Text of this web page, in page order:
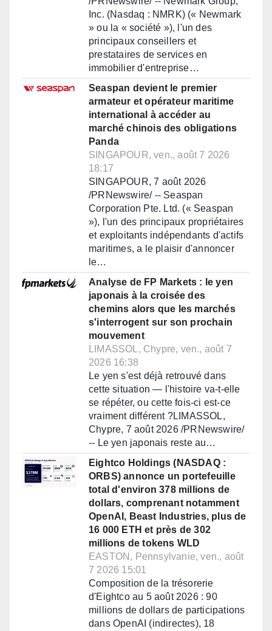
Inc. (Nasdaq : NMRK) (« Newmark
» ou la « société »), l'un des
principaux conseillers et
prestataires de services en
immobilier d'entreprise…
Seaspan devient le premier
armateur et opérateur maritime
international à accéder au
marché chinois des obligations
Panda
SINGAPOUR, ven., août 7 2026
18:17
SINGAPOUR, 7 août 2026
/PRNewswire/ -- Seaspan
Corporation Pte. Ltd. (« Seaspan
»), l'un des principaux propriétaires
et exploitants indépendants d'actifs
maritimes, a le plaisir d'annoncer
le…
Analyse de FP Markets : le yen
japonais à la croisée des
chemins alors que les marchés
s'interrogent sur son prochain
mouvement
LIMASSOL, Chypre, ven., août 7
2026 16:38
Le yen s'est déjà retrouvé dans
cette situation — l'histoire va-t-elle
se répéter, ou cette fois-ci est-ce
vraiment différent ?LIMASSOL,
Chypre, 7 août 2026 /PRNewswire/
-- Le yen japonais reste au…
Eightco Holdings (NASDAQ :
ORBS) annonce un portefeuille
total d'environ 378 millions de
dollars, comprenant notamment
OpenAI, Beast Industries, plus de
16 000 ETH et près de 302
millions de tokens WLD
EASTON, Pennsylvanie, ven., août
7 2026 15:01
Composition de la trésorerie
d'Eightco au 5 août 2026 : 90
millions de dollars de participations
dans OpenAI (indirectes), 18